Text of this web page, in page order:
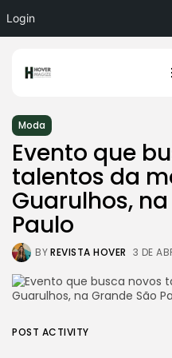
Login
Moda
Evento que
talentos da
Guarulhos,
Paulo
BYREVISTA HOVER 3 DE
POST ACTIVITY